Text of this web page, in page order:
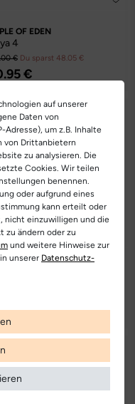
OF EDEN
4
€ Du sparst 48.05 €
€
€
auf unserer
Daten von
Adresse), um z.B. Inhalte
von Drittanbietern
zu analysieren. Die
Cookies. Wir teilen
benennen.
oder aufgrund eines
kann erteilt oder
nicht einzuwilligen und die
zu ändern oder zu
und weitere Hinweise zur
unserer Daten­schutz­